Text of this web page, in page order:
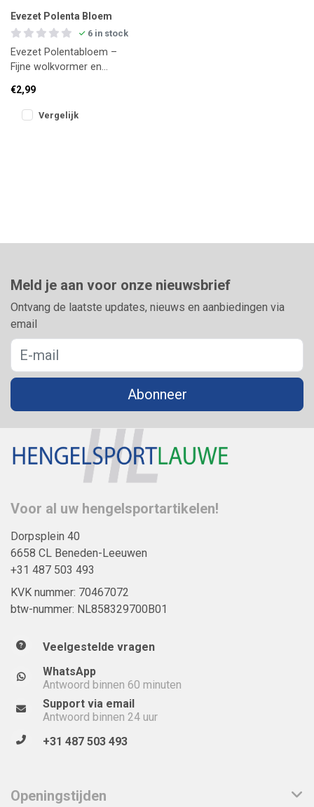
Evezet Polenta Bloem
6 in stock
Evezet Polentabloem –
Fijne wolkvormer en
€2,99
Vergelijk
Meld je aan voor onze nieuwsbrief
Ontvang de laatste updates, nieuws en aanbiedingen via
email
Abonneer
Voor al uw hengelsportartikelen!
Dorpsplein 40
6658 CL Beneden-Leeuwen
+31 487 503 493
KVK nummer: 70467072
btw-nummer: NL858329700B01
Veelgestelde vragen
WhatsApp
Antwoord binnen 60 minuten
Support via email
Antwoord binnen 24 uur
+31 487 503 493
Openingstijden